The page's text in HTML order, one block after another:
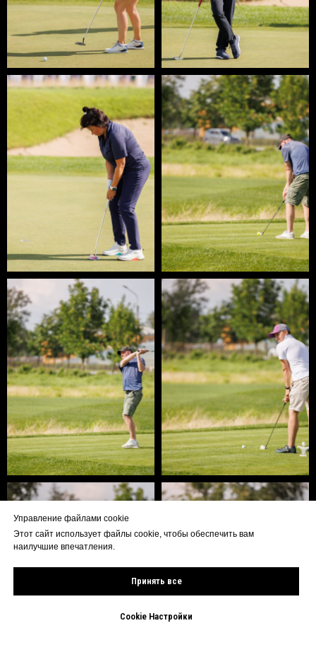
Управление файлами cookie
Этот сайт использует файлы cookie, чтобы обеспечить вам
наилучшие впечатления.
Принять все
Cookie Настройки